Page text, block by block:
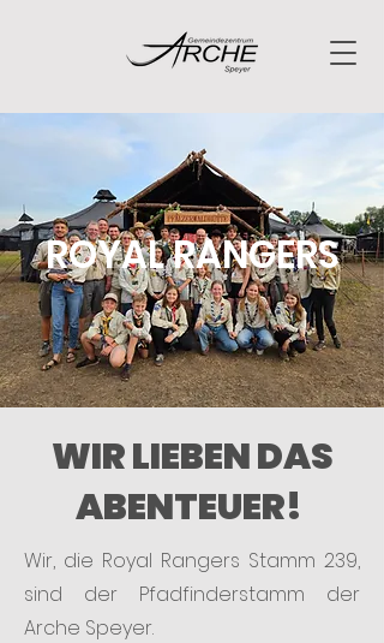
ROYAL RANGERS
WIR LIEBEN DAS
ABENTEUER!
Wir, die Royal Rangers Stamm 239,
sind der Pfadfinderstamm der
Arche Speyer.